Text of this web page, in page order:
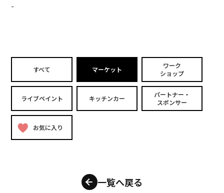
-
すべて マーケット
ワーク
ショップ
ライブペイント キッチンカー
パートナー・
スポンサー
お気に入り
一覧へ戻る